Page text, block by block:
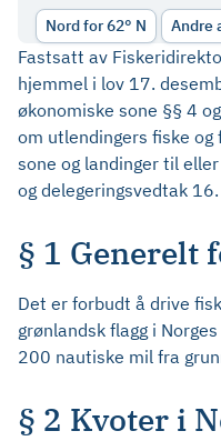
Nord for 62° N
Fastsatt av
hjemmel i lov 17.
økonomiske sone §§ 4
om utlendingers fiske og
sone og landinger til
og delegeringsvedtak
§ 1 Generelt
Det er forbudt å drive
grønlandsk flagg i
200 nautiske mil fra
§ 2 Kvoter i